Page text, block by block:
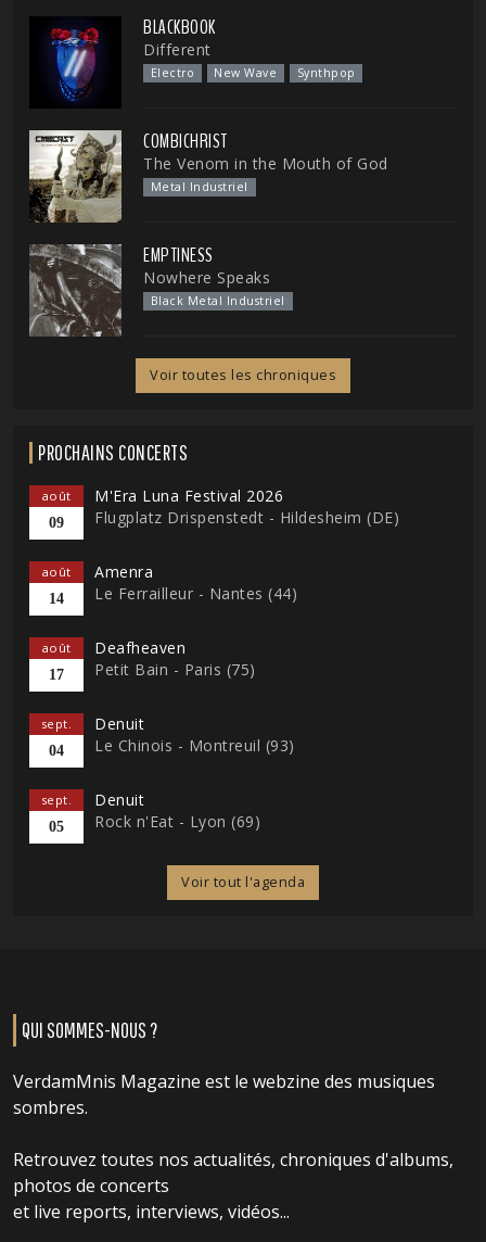
BLACKBOOK
Different
Electro New Wave Synthpop
COMBICHRIST
The Venom in the Mouth of God
Metal Industriel
EMPTINESS
Nowhere Speaks
Black Metal Industriel
Voir toutes les chroniques
PROCHAINS CONCERTS
août
09
M'Era Luna Festival 2026
Flugplatz Drispenstedt - Hildesheim (DE)
août
14
Amenra
Le Ferrailleur - Nantes (44)
août
17
Deafheaven
Petit Bain - Paris (75)
sept.
04
Denuit
Le Chinois - Montreuil (93)
sept.
05
Denuit
Rock n'Eat - Lyon (69)
Voir tout l'agenda
QUI SOMMES-NOUS ?
VerdamMnis Magazine est le webzine des musiques
sombres.
Retrouvez toutes nos actualités, chroniques d'albums,
photos de concerts
et live reports, interviews, vidéos...